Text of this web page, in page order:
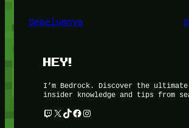
Sebelumnya
HEY!
I’m Bedrock. Discover the
insider knowledge and tips from
Twitch X TikTok Facebook Instagram